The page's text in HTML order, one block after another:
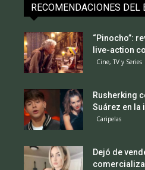
RECOMENDACIONES DEL
“Pinocho”:
live-action
Cine, TV y Series
Rusherking
Suárez en la
Caripelas
Dejó de